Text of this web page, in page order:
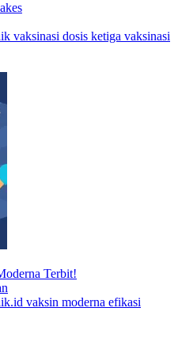
vaksinasi dosis ketiga vaksinasi
Terbit!
vaksin moderna efikasi